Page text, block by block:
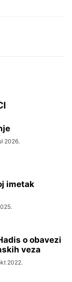
2026.
imetak
o obavezi
veza
2022.